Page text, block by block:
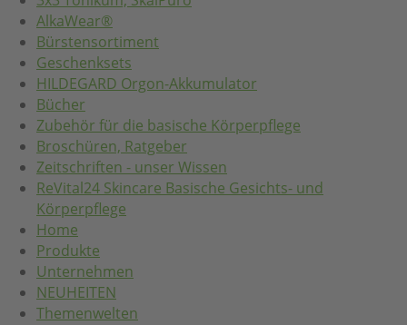
AlkaWear®
Bürstensortiment
Geschenksets
HILDEGARD Orgon-Akkumulator
Bücher
Zubehör für die basische Körperpflege
Broschüren, Ratgeber
Zeitschriften - unser Wissen
ReVital24 Skincare Basische Gesichts- und
Körperpflege
Home
Produkte
Unternehmen
NEUHEITEN
Themenwelten